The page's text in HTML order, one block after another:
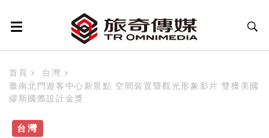
首頁
台灣
臺南北門遊客中心新景點 空間裝置暨觀光形象影片 雙獲美國
繆斯國際設計金獎
台灣